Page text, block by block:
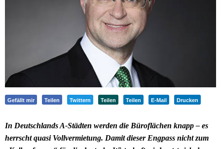
Gefällt mir Teilen Twittern Teilen Teilen E-Mail Drucken
In Deutschlands A-Städten werden die Büroflächen knapp – es
herrscht quasi Vollvermietung. Damit dieser Engpass nicht zum